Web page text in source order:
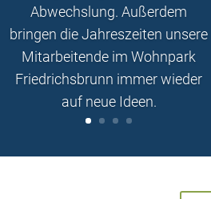
Abwechslung. Außerdem
bringen die Jahreszeiten unsere
Mitarbeitende im Wohnpark
Friedrichsbrunn immer wieder
auf neue Ideen.